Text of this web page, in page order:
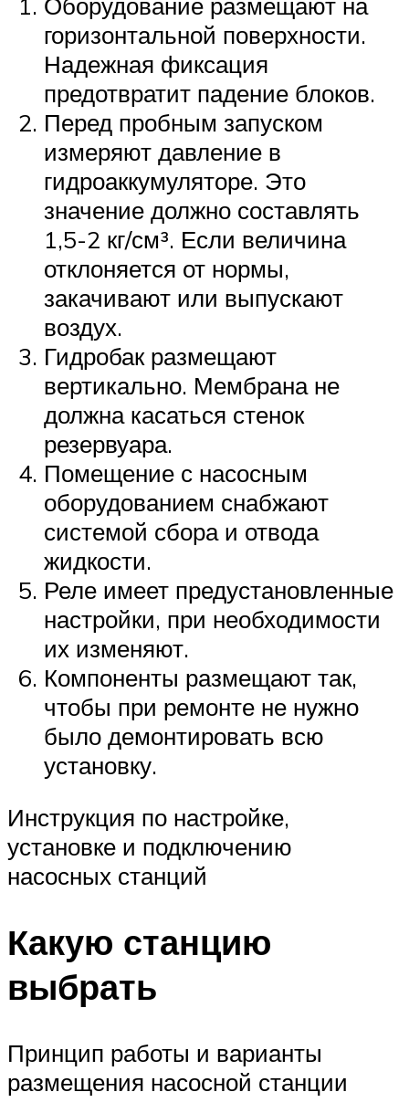
горизонтальной поверхности.
Надежная фиксация
предотвратит падение блоков.
Перед пробным запуском
измеряют давление в
гидроаккумуляторе. Это
значение должно составлять
1,5-2 кг/см³. Если величина
отклоняется от нормы,
закачивают или выпускают
воздух.
Гидробак размещают
вертикально. Мембрана не
должна касаться стенок
резервуара.
Помещение с насосным
оборудованием снабжают
системой сбора и отвода
жидкости.
Реле имеет предустановленные
настройки, при необходимости
их изменяют.
Компоненты размещают так,
чтобы при ремонте не нужно
было демонтировать всю
установку.
Инструкция по настройке,
установке и подключению
насосных станций
Какую станцию
выбрать
Принцип работы и варианты
размещения насосной станции